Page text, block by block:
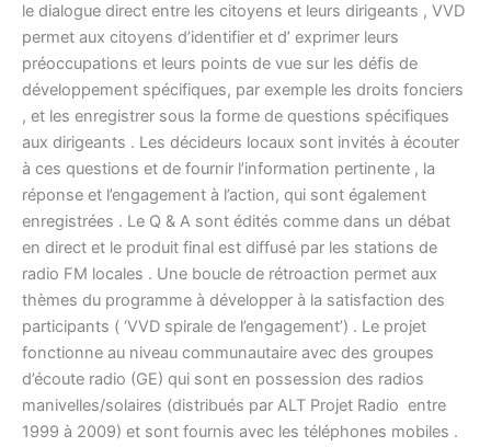
le dialogue direct entre les citoyens et leurs dirigeants , VVD
permet aux citoyens d’identifier et d’ exprimer leurs
préoccupations et leurs points de vue sur les défis de
développement spécifiques, par exemple les droits fonciers
, et les enregistrer sous la forme de questions spécifiques
aux dirigeants . Les décideurs locaux sont invités à écouter
à ces questions et de fournir l’information pertinente , la
réponse et l’engagement à l’action, qui sont également
enregistrées . Le Q & A sont édités comme dans un débat
en direct et le produit final est diffusé par les stations de
radio FM locales . Une boucle de rétroaction permet aux
thèmes du programme à développer à la satisfaction des
participants ( ‘VVD spirale de l’engagement’) . Le projet
fonctionne au niveau communautaire avec des groupes
d’écoute radio (GE) qui sont en possession des radios
manivelles/solaires (distribués par ALT Projet Radio entre
1999 à 2009) et sont fournis avec les téléphones mobiles .